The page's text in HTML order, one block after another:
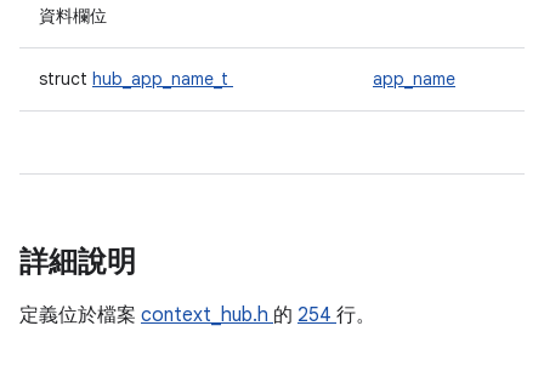
資料欄位
struct hub_app_name_t app_name
詳細說明
定義位於檔案 context_hub.h 的 254 行。